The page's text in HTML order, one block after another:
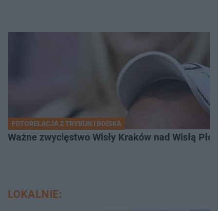
FOTORELACJA Z TRYBUN I BOISKA
Ważne zwycięstwo Wisły Kraków nad Wisłą
LOKALNIE: